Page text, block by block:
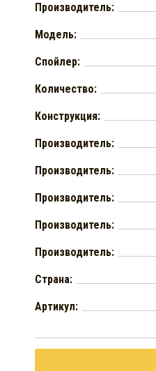
Производитель:
Модель:
Спойлер:
Количество:
Конструкция:
Производитель:
Производитель:
Производитель:
Производитель:
Производитель:
Страна:
Артикул: